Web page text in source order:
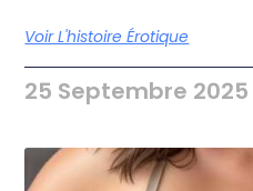
Voir L'histoire Érotique
25 Septembre 2025